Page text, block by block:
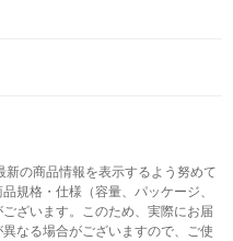
の商品情報を表示するよう努めて
規格・仕様（容量、パッケージ、
ざいます。このため、実際にお届
なる場合がございますので、ご使